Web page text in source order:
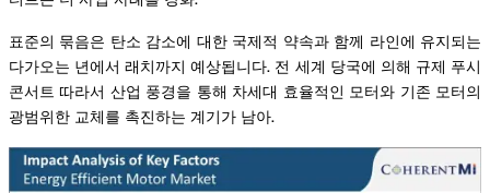
표준의 묶음은 탄소 감소에 대한 국제적 약속과 함께 라인에 유지되는
다가오는 년에서 래치까지 예상됩니다. 전 세계 당국에 의해 규제 푸시
콘서트 따라서 산업 풍경을 통해 차세대 효율적인 모터와 기존 모터의
광범위한 교체를 촉진하는 계기가 남아.